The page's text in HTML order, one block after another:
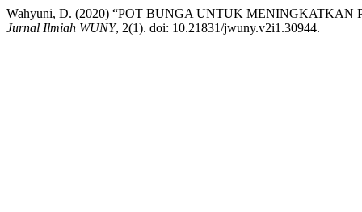
Wahyuni, D. (2020) “POT BUNGA UNTUK
Jurnal Ilmiah WUNY, 2(1). doi: 10.21831/jwuny.v2i1.30944.